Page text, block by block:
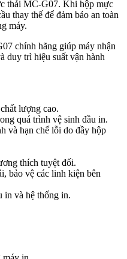
thải MC-G07. Khi hộp mực
thay thế để đảm bảo an toàn
máy.
chính hãng giúp máy nhận
duy trì hiệu suất vận hành
lượng cao.
quá trình vệ sinh đầu in.
và hạn chế lỗi do đầy hộp
thích tuyệt đối.
bảo vệ các linh kiện bên
in và hệ thống in.